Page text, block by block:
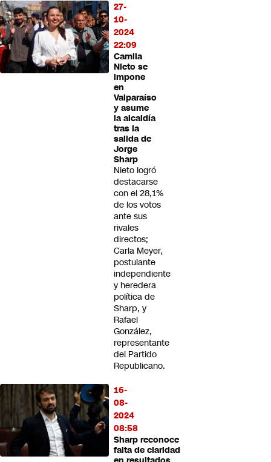
27-
10-
2024
22:09
Camila
Nieto se
impone
en
Valparaíso
y asume
la alcaldía
tras la
salida de
Jorge
Sharp
Nieto logró
destacarse
con el 28,1%
de los votos
ante sus
rivales
directos;
Carla Meyer,
postulante
independiente
y heredera
política de
Sharp, y
Rafael
González,
representante
del Partido
Republicano.
16-
08-
2024
08:58
Sharp reconoce
falta de claridad